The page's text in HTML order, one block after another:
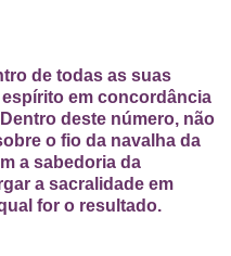
de todas as suas
em concordância
deste número, não
o fio da navalha da
a sabedoria da
a sacralidade em
for o resultado.